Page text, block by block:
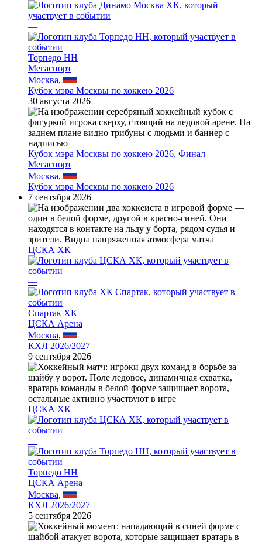
—
Торпедо НН
Мегаспорт
Москва,
Кубок мэра Москвы по хоккею 2026
30 августа 2026
Кубок мэра Москвы по хоккею 2026, Финал
Мегаспорт
Москва,
Кубок мэра Москвы по хоккею 2026
7 сентября 2026
ЦСКА ХК
—
Спартак ХК
ЦСКА Арена
Москва,
КХЛ 2026/2027
9 сентября 2026
ЦСКА ХК
—
Торпедо НН
ЦСКА Арена
Москва,
КХЛ 2026/2027
5 сентября 2026